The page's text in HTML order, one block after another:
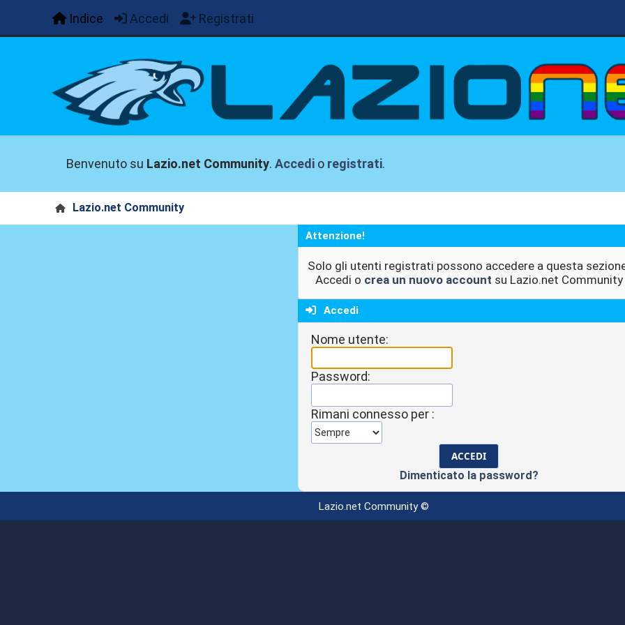
Indice Accedi Registrati
Benvenuto su Lazio.net Community.Accedi o registrati.
Lazio.net Community
Attenzione!
Solo gli utenti registrati possono accedere a questa
Accedi o crea un nuovo account su Lazio.net Community
Accedi
Nome utente:
Password:
Rimani connesso per :
Dimenticato la password?
Lazio.net Community ©